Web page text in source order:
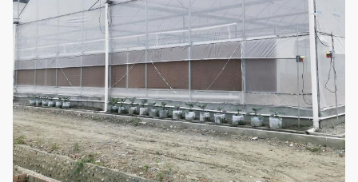
grondstof
Netto zon-in de schaduw
stelt
De zomerschaduw,
blokregen,
koelen, de winter-
hittebehoud
6 Koelsysteem
Het bestaat uit
koelventilators en